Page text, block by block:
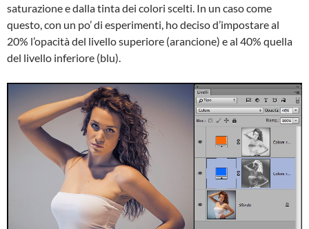
saturazione e dalla tinta dei colori scelti. In un caso come
questo, con un po’ di esperimenti, ho deciso d’impostare al
20% l’opacità del livello superiore (arancione) e al 40% quella
del livello inferiore (blu).